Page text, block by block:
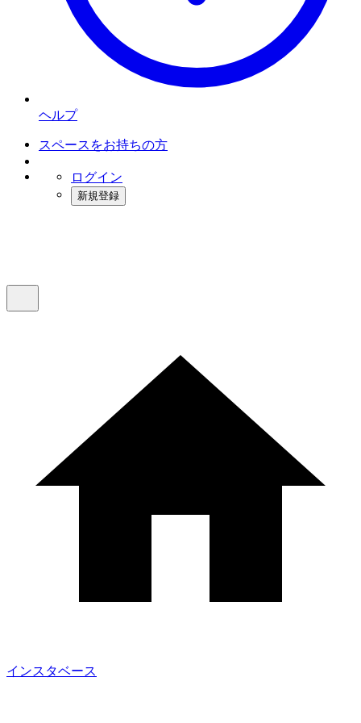
ヘルプ
スペースをお持ちの方
ログイン
新規登録
インスタベース